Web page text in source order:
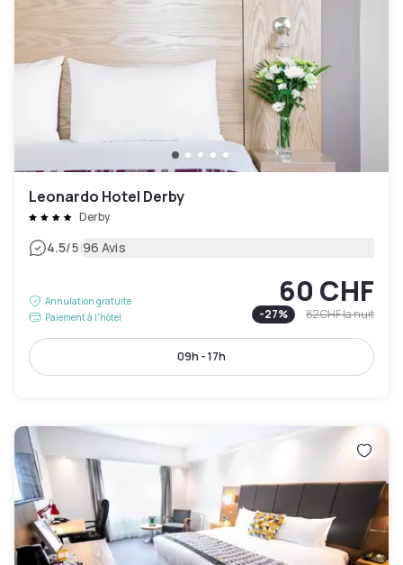
Leonardo Hotel Derby
Derby
4.5/5|96 Avis
Annulation gratuite
Paiement à l'hôtel
60 CHF
-27% 82 CHFla nuit
09h - 17h